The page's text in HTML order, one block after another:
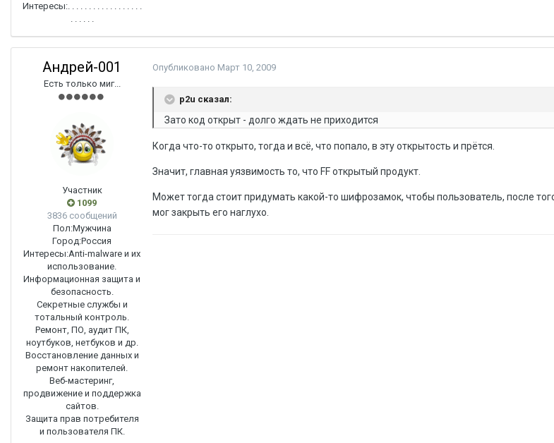
Интересы:. . . . . . . . . . . . . . . . . .
. . . . . .
Андрей-001
Есть только миг...
Участник
1099
3836 сообщений
Пол:Мужчина
Город:Россия
Интересы:Anti-malware и их
использование.
Информационная защита и
безопасность.
Секретные службы и
тотальный контроль.
Ремонт, ПО, аудит ПК,
ноутбуков, нетбуков и др.
Восстановление данных и
ремонт накопителей.
Веб-мастеринг,
продвижение и поддержка
сайтов.
Защита прав потребителя
и пользователя ПК.
Опубликовано Март 10, 2009
p2u сказал:
Зато код открыт - долго ждать не приходится
Когда что-то открыто, тогда и всё, что попало, в эту открытость и прётся.
Значит, главная уязвимость то, что FF открытый продукт.
Может тогда стоит придумать какой-то шифрозамок, чтобы пользователь, после
мог закрыть его наглухо.